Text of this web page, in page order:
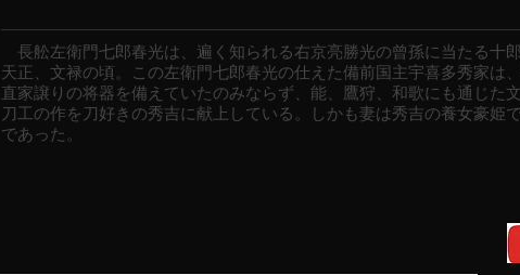
長舩左衛門七郎春光は、遍く知られる右京亮勝光の曾孫に当たる十
天正、文禄の頃。この左衛門七郎春光の仕えた備前国主宇喜多秀家は
直家譲りの将器を備えていたのみならず、能、鷹狩、和歌にも通じた
刀工の作を刀好きの秀吉に献上している。しかも妻は秀吉の養女豪姫
であった。